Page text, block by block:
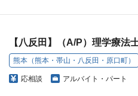
【八反田】（A/P）理学療法
熊本（熊本・帯山・八反田・原口町）
応相談 アルバイト・パート